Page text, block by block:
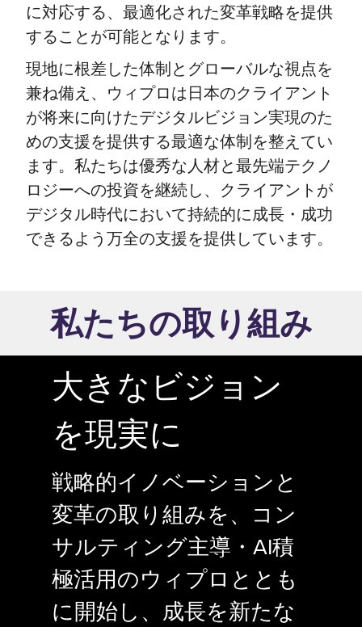
に対応する、最適化された変革戦略を提供
することが可能となります。
現地に根差した体制とグローバルな視点を
兼ね備え、ウィプロは日本のクライアント
が将来に向けたデジタルビジョン実現のた
めの支援を提供する最適な体制を整えてい
ます。私たちは優秀な人材と最先端テクノ
ロジーへの投資を継続し、クライアントが
デジタル時代において持続的に成長・成功
できるよう万全の支援を提供しています。
私たちの取り組み
大きなビジョン
を現実に
戦略的イノベーションと
変革の取り組みを、コン
サルティング主導・AI積
極活用のウィプロととも
に開始し、成長を新たな